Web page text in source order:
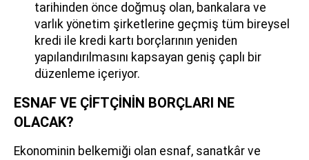
tarihinden önce doğmuş olan, bankalara ve
varlık yönetim şirketlerine geçmiş tüm bireysel
kredi ile kredi kartı borçlarının yeniden
yapılandırılmasını kapsayan geniş çaplı bir
düzenleme içeriyor.
ESNAF VE ÇİFTÇİNİN BORÇLARI NE
OLACAK?
Ekonominin belkemiği olan esnaf, sanatkâr ve